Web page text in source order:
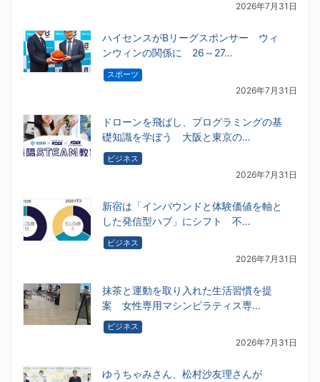
2026年7月31日
ハイセンスがBリーグスポンサー ウィ
ンウィンの関係に 26～27…
スポーツ
2026年7月31日
ドローンを飛ばし、プログラミングの基
礎知識を学ぼう 大阪と東京の…
ビジネス
2026年7月31日
新宿は「インバウンドと体験価値を軸と
した発信型ハブ」にシフト 不…
ビジネス
2026年7月31日
抹茶と運動を取り入れた生活習慣を提
案 女性専用マシンピラティス専…
ビジネス
2026年7月31日
ゆうちゃみさん、松村沙友理さんが